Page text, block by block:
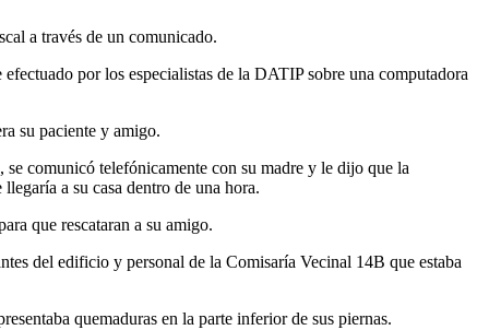
a través de un comunicado.
por los especialistas de la DATIP sobre una computadora
su paciente y amigo.
comunicó telefónicamente con su madre y le dijo que la
a su casa dentro de una hora.
que rescataran a su amigo.
del edificio y personal de la Comisaría Vecinal 14B que estaba
quemaduras en la parte inferior de sus piernas.